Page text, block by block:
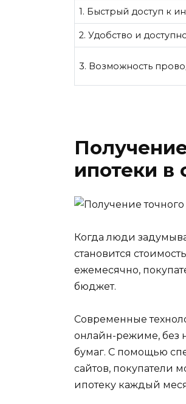
1. Быстрый доступ к
2. Удобство и
3. Возможность
ипотеки
Когда люди
становится
ежемесячно,
бюджет.
Современные
онлайн-режиме, без
бумаг. С помощью
сайтов, покупатели
ипотеку каждый